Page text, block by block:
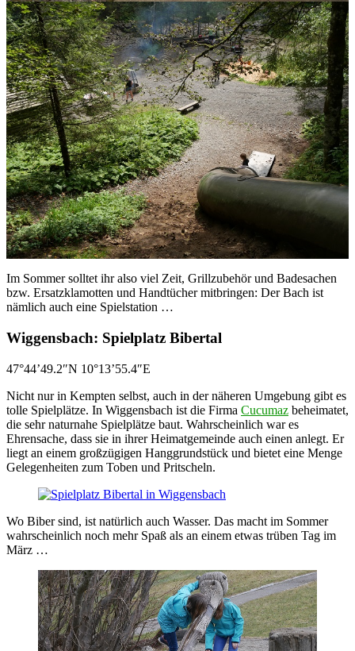
Im Sommer solltet ihr also viel Zeit, Grillzubehör und Badesachen
bzw. Ersatzklamotten und Handtücher mitbringen: Der Bach ist
nämlich auch eine Spielstation …
Wiggensbach: Spielplatz Bibertal
47°44’49.2″N 10°13’55.4″E
Nicht nur in Kempten selbst, auch in der näheren Umgebung gibt es
tolle Spielplätze. In Wiggensbach ist die Firma Cucumaz beheimatet,
die sehr naturnahe Spielplätze baut. Wahrscheinlich war es
Ehrensache, dass sie in ihrer Heimatgemeinde auch einen anlegt. Er
liegt an einem großzügigen Hanggrundstück und bietet eine Menge
Gelegenheiten zum Toben und Pritscheln.
Wo Biber sind, ist natürlich auch Wasser. Das macht im Sommer
wahrscheinlich noch mehr Spaß als an einem etwas trüben Tag im
März …